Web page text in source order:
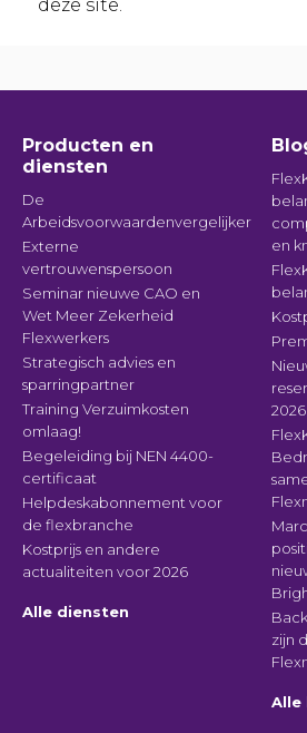
deze site.
Producten en
diensten
De
Arbeidsvoorwaardenvergelijker
Externe
vertrouwenspersoon
Seminar nieuwe CAO en
Wet Meer Zekerheid
Flexwerkers
Strategisch advies en
sparringpartner
Training Verzuimkosten
omlaag!
Begeleiding bij NEN 4400-
certificaat
Helpdeskabonnement voor
de flexbranche
Kostprijs en andere
actualiteiten voor 2026
Alle diensten
en
2026
zijn
Alle